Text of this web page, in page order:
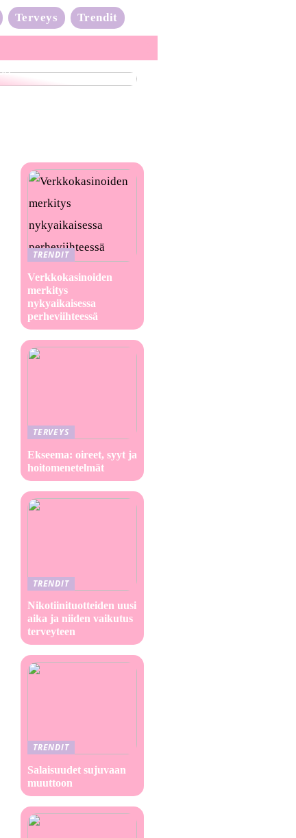
Terveys Trendit
aalto on täydessä
TRENDIT
Verkkokasinoiden
merkitys
nykyaikaisessa
perheviihteessä
TERVEYS
Ekseema: oireet, syyt ja
hoitomenetelmät
TRENDIT
Nikotiinituotteiden uusi
aika ja niiden vaikutus
terveyteen
TRENDIT
Salaisuudet sujuvaan
muuttoon